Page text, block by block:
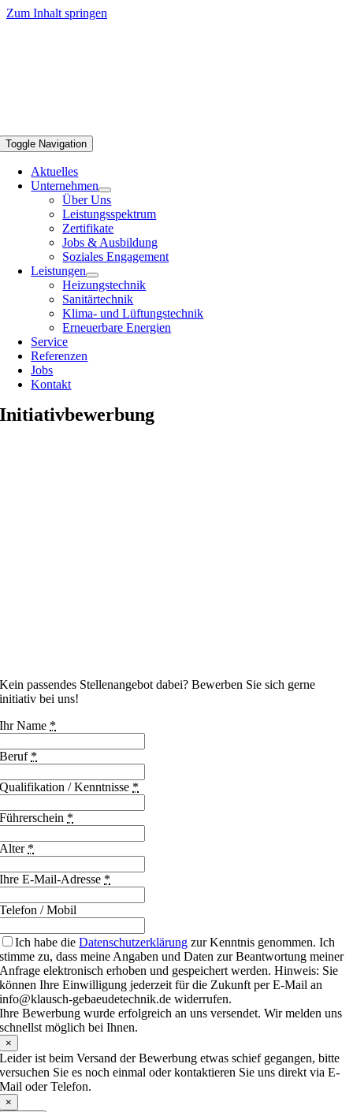
Zum Inhalt springen
Toggle Navigation
Aktuelles
Unternehmen
Über Uns
Leistungsspektrum
Zertifikate
Jobs & Ausbildung
Soziales Engagement
Leistungen
Heizungstechnik
Sanitärtechnik
Klima- und Lüftungstechnik
Erneuerbare Energien
Service
Referenzen
Jobs
Kontakt
Initiativbewerbung
Kein passendes Stellenangebot dabei? Bewerben Sie sich gerne
initiativ bei uns!
Ihr Name *
Beruf *
Qualifikation / Kenntnisse *
Führerschein *
Alter *
Ihre E-Mail-Adresse *
Telefon / Mobil
Ich habe dieDatenschutzerklärung zur Kenntnis genommen. Ich
stimme zu, dass meine Angaben und Daten zur Beantwortung meiner
Anfrage elektronisch erhoben und gespeichert werden. Hinweis: Sie
können Ihre Einwilligung jederzeit für die Zukunft per E-Mail an
info@klausch-gebaeudetechnik.de widerrufen.
Ihre Bewerbung wurde erfolgreich an uns versendet. Wir melden uns
schnellst möglich bei Ihnen.
×
Leider ist beim Versand der Bewerbung etwas schief gegangen, bitte
versuchen Sie es noch einmal oder kontaktieren Sie uns direkt via E-
Mail oder Telefon.
×